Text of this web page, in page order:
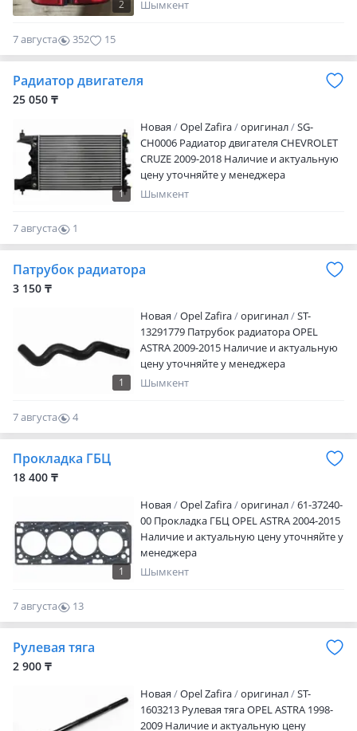
2 Шымкент
7 августа 352 15
Радиатор двигателя
25 050 ₸
1
Новая Opel Zafira оригинал
SG-
CH0006 Радиатор двигателя CHEVROLET
CRUZE 2009-2018 Наличие и актуальную
цену уточняйте у менеджера
Шымкент
7 августа
1
0
Патрубок радиатора
3 150 ₸
1
Новая Opel Zafira оригинал
ST-
13291779 Патрубок радиатора OPEL
ASTRA 2009-2015 Наличие и актуальную
цену уточняйте у менеджера
Шымкент
7 августа
4
0
Прокладка ГБЦ
18 400 ₸
1
Новая Opel Zafira оригинал
61-37240-
00 Прокладка ГБЦ OPEL ASTRA 2004-2015
Наличие и актуальную цену уточняйте у
менеджера
Шымкент
7 августа
13
0
Рулевая тяга
2 900 ₸
Новая Opel Zafira оригинал
ST-
1603213 Рулевая тяга OPEL ASTRA 1998-
2009 Наличие и актуальную цену